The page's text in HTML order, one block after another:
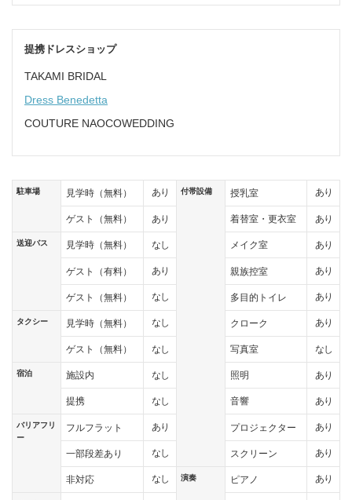
提携ドレスショップ
TAKAMI BRIDAL
Dress Benedetta
COUTURE NAOCOWEDDING
駐車場 見学時（無料） あり
ゲスト（無料） あり
送迎バス 見学時（無料） なし
ゲスト（有料） あり
ゲスト（無料） なし
タクシー 見学時（無料） なし
ゲスト（無料） なし
宿泊 施設内 なし
提携 なし
バリアフリ
ー
フルフラット あり
一部段差あり なし
非対応 なし
付帯設備 授乳室 あり
着替室・更衣室 あり
メイク室 あり
親族控室 あり
多目的トイレ あり
クローク あり
写真室 なし
照明 あり
音響 あり
プロジェクター あり
スクリーン あり
演奏 ピアノ あり